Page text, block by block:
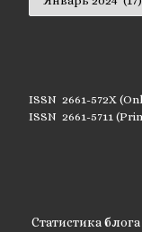
ISSN 2661-572X
ISSN 2661-5711
Статистика блога